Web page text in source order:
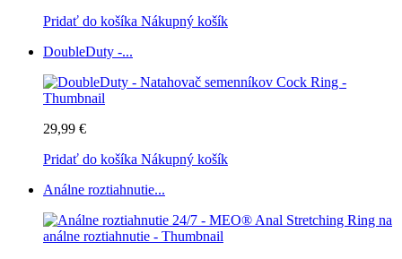
Pridať do košíka Nákupný košík
DoubleDuty -...
29,99 €
Pridať do košíka Nákupný košík
Análne roztiahnutie...